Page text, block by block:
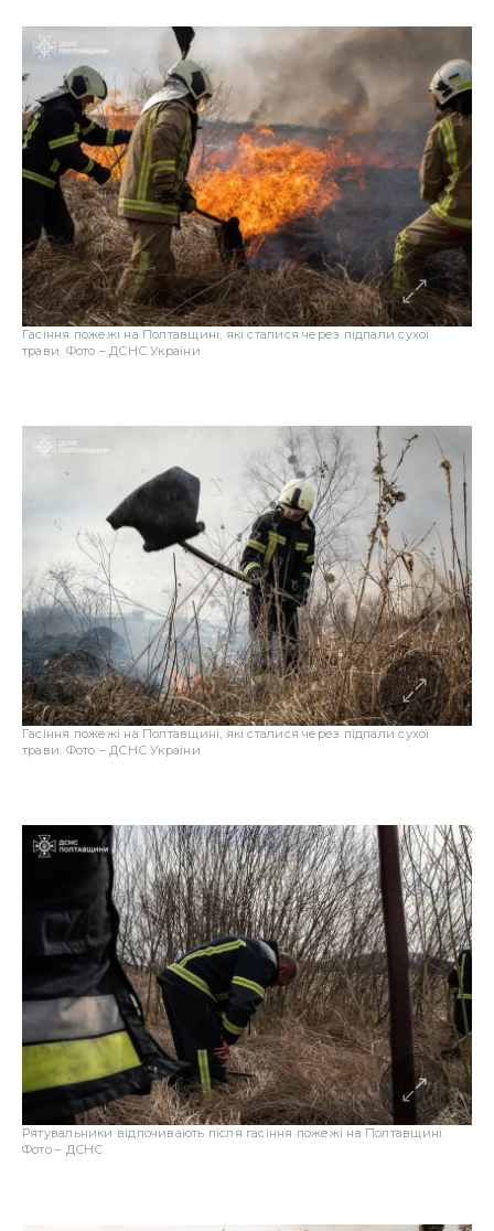
Гасіння пожежі на Полтавщині, які сталися через підпали сухої
трави. Фото – ДСНС України
Гасіння пожежі на Полтавщині, які сталися через підпали сухої
трави. Фото – ДСНС України
Рятувальники відпочивають після гасіння пожежі на Полтавщині.
Фото – ДСНС